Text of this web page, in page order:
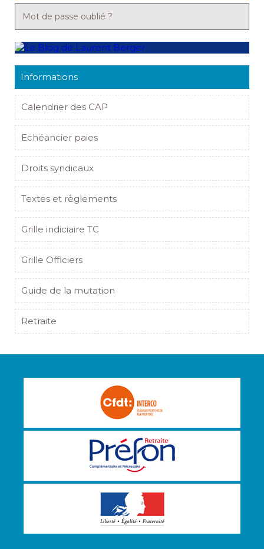
Mot de passe oublié ?
Informations
Calendrier des CAP
Echéancier paies
Droits syndicaux
Textes et règlements
Grille indiciaire TC
Grille Officiers
Guide de la mutation
Retraite